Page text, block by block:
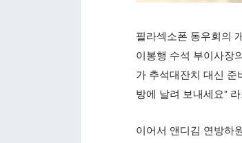
필라섹소폰 동우회의
이봉행 수석 부이사장
가 추석대잔치 대신 준
방에 날려 보내세요”
이어서 앤디김 연방하